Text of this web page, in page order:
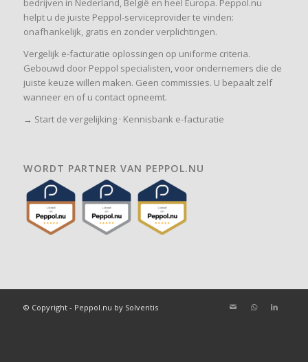
bedrijven in Nederland, België en heel Europa. Peppol.nu
helpt u de juiste Peppol-serviceprovider te vinden:
onafhankelijk, gratis en zonder verplichtingen.
Vergelijk e-facturatie oplossingen op uniforme criteria.
Gebouwd door Peppol specialisten, voor ondernemers die de
juiste keuze willen maken. Geen commissies. U bepaalt zelf
wanneer en of u contact opneemt.
→ Start de vergelijking· Kennisbank e-facturatie
WORDT PARTNER VAN PEPPOL.NU
© Copyright - Peppol.nu by Solventis